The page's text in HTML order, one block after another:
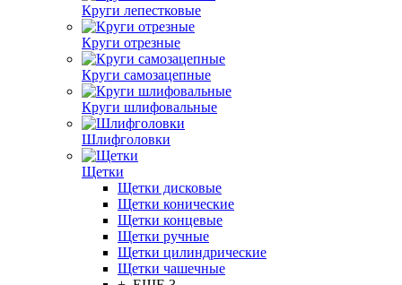
Круги лепестковые
Круги отрезные
Круги самозацепные
Круги шлифовальные
Шлифголовки
Щетки
Щетки дисковые
Щетки конические
Щетки концевые
Щетки ручные
Щетки цилиндрические
Щетки чашечные